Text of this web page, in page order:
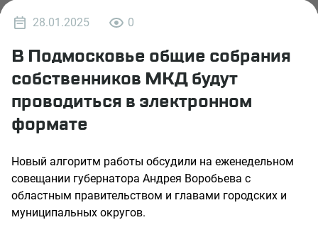
28.01.2025 0
В Подмосковье общие собрания
собственников МКД будут
проводиться в электронном
формате
Новый алгоритм работы обсудили на еженедельном
совещании губернатора Андрея Воробьева с
областным правительством и главами городских и
муниципальных округов.